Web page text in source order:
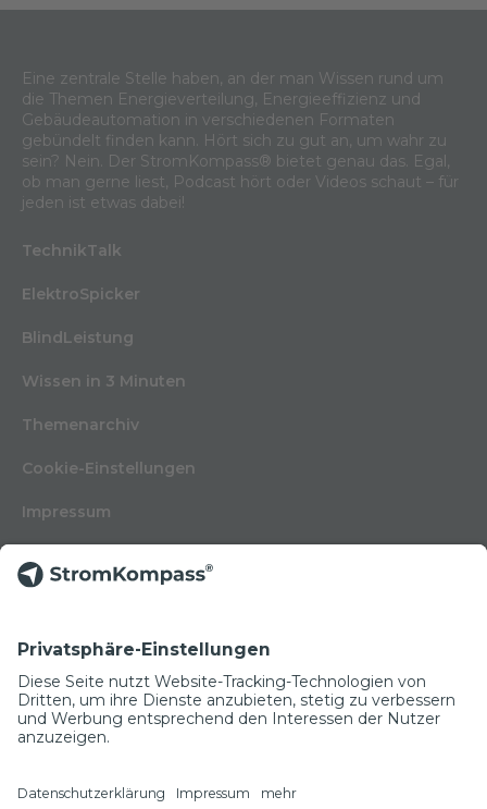
Eine zentrale Stelle haben, an der man Wissen rund um
die Themen Energieverteilung, Energieeffizienz und
Gebäudeautomation in verschiedenen Formaten
gebündelt finden kann. Hört sich zu gut an, um wahr zu
sein? Nein. Der StromKompass® bietet genau das. Egal,
ob man gerne liest, Podcast hört oder Videos schaut – für
jeden ist etwas dabei!
TechnikTalk
ElektroSpicker
BlindLeistung
Wissen in 3 Minuten
Themenarchiv
Cookie-Einstellungen
Impressum
Kontakt
Glossar